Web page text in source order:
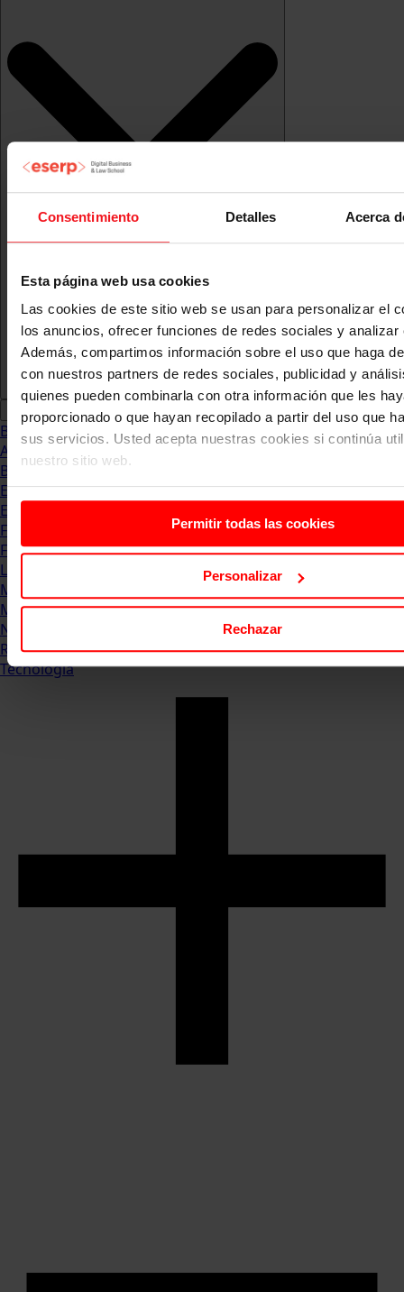
Consentimiento Detalles Acerca
Esta página web usa cookies
Las cookies de este sitio web se usan para personalizar el
los anuncios, ofrecer funciones de redes sociales y analizar
Además, compartimos información sobre el uso que haga
con nuestros partners de redes sociales, publicidad y
quienes pueden combinarla con otra información que les
proporcionado o que hayan recopilado a partir del uso que
sus servicios. Usted acepta nuestras cookies si continúa
nuestro sitio web.
Permitir todas las cookies
Personalizar
Rechazar
Blog
Abogacia
Business
Empleo & Emprendimiento
Empresas
Finanzas
Formación & Estudios
Luxury
Management
Marketing & Comunicación
Negocios
Recursos Humanos
Tecnología